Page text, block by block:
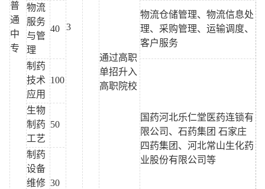
普
通
中
专
3
通过高职
单招升入
高职院校
物流
服务
与管
理
40
物流仓储管理、物流信息处
理、采购管理、运输调度、
客户服务
制药
技术
应用
100
国药河北乐仁堂医药连锁有
限公司、石药集团 石家庄
四药集团、河北常山生化药
业股份有限公司等
生物
制药
工艺
50
制药
设备
维修 30